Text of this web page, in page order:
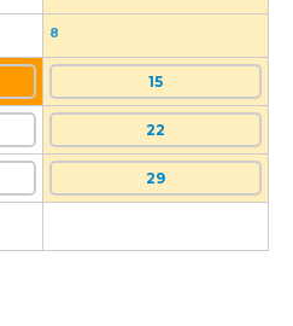
8
15
22
29